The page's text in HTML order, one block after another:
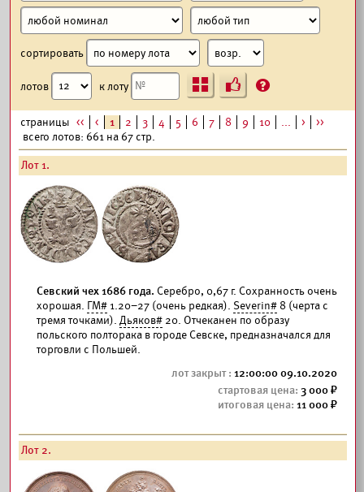
сортировать
лотов к лоту Ъ ?
страницы << < 1 2 3 4 5 6 7 8 9 10 ... >
>>
всего лотов: 661 на 67 стр.
Лот 1.
Севский чех 1686 года. Серебро, 0,67 г. Сохранность очень
хорошая. ГМ# 1.20–27 (очень редкая). Severin# 8 (черта с
тремя точками). Дьяков# 20. Отчеканен по образу
польского полторака в городе Севске, предназначался для
торговли с Польшей.
12:00:00 09.10.2020
3 000
11 000
Лот 2.